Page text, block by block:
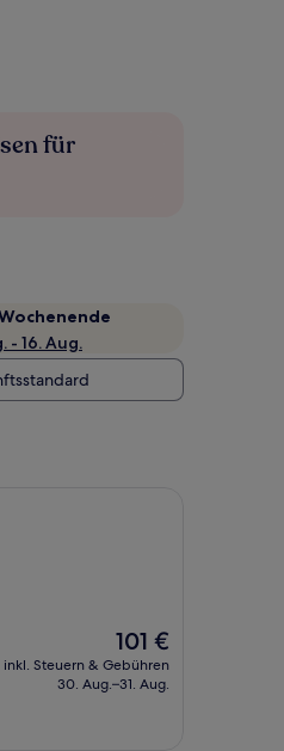
für
- 16. Aug.
Der
Preis
beträgt
101 €
inkl. Steuern & Gebühren
30. Aug.–31. Aug.